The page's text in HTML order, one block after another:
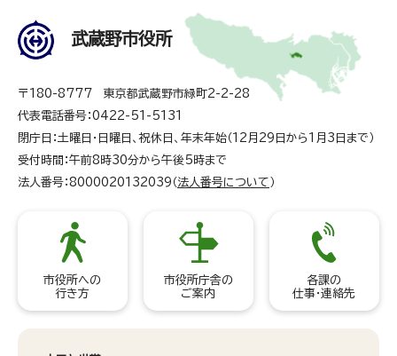
武蔵野市役所
〒180-8777 東京都武蔵野市緑町2-2-28
代表電話番号：0422-51-5131
閉庁日：土曜日・日曜日、祝休日、年末年始（12月29日から1月3日まで）
受付時間：午前8時30分から午後5時まで
法人番号：8000020132039（ 法人番号について ）
市役所への
行き方
市役所庁舎の
ご案内
各課の
仕事・連絡先